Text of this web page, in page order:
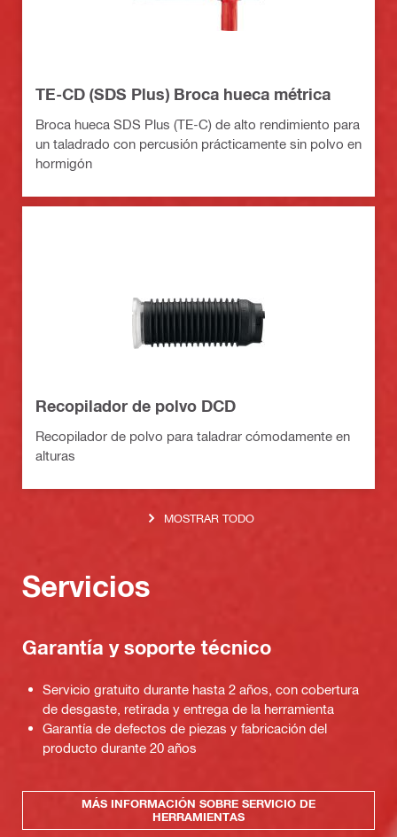
TE-CD (SDS Plus) Broca hueca métrica
Broca hueca SDS Plus (TE-C) de alto rendimiento para
un taladrado con percusión prácticamente sin polvo en
hormigón
Recopilador de polvo DCD
Recopilador de polvo para taladrar cómodamente en
alturas
MOSTRAR TODO
Servicios
Garantía y soporte técnico
Servicio gratuito durante hasta 2 años, con cobertura
de desgaste, retirada y entrega de la herramienta
Garantía de defectos de piezas y fabricación del
producto durante 20 años
MÁS INFORMACIÓN SOBRE SERVICIO DE
HERRAMIENTAS